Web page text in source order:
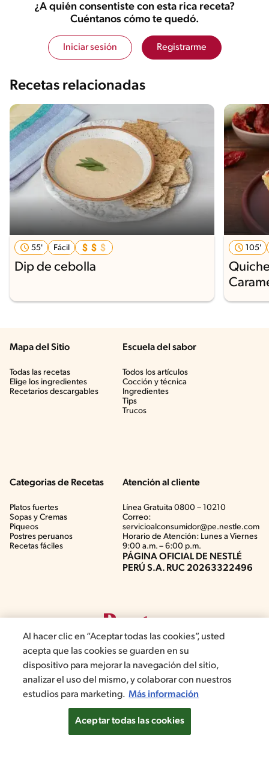
¿A quién consentiste con esta rica receta?
Cuéntanos cómo te quedó.
Iniciar sesión Registrarme
Recetas relacionadas
55' Fácil
Dip de cebolla
105'
Mapa del Sitio
Todas las recetas
Elige los ingredientes
Recetarios descargables
Escuela del sabor
Todos los artículos
Cocción y técnica
Ingredientes
Tips
Trucos
Categorias de Recetas
Platos fuertes
Sopas y Cremas
Piqueos
Postres peruanos
Recetas fáciles
Atención al cliente
Línea Gratuita 0800 – 10210
Correo:
servicioalconsumidor@pe.nestle.com
Horario de Atención: Lunes a Viernes
9:00 a.m. – 6:00 p.m.
PÁGINA OFICIAL DE NESTLÉ
PERÚ S.A. RUC 20263322496
©2019, Nestlé. Marcas registradas por Société del Produits Nestlé,
S.A. Vevey (Suiza)
Términos y Condiciones de Promociones
Aviso de privacidad
Términos y Condiciones de Web
Normas de convivencia
Al hacer clic en “Aceptar todas las cookies”, usted
acepta que las cookies se guarden en su
dispositivo para mejorar la navegación del sitio,
analizar el uso del mismo, y colaborar con nuestros
estudios para marketing. Más información
Aceptar todas las cookies